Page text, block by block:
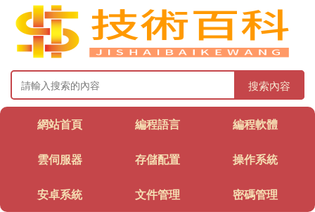
搜索內容
網站首頁 編程語言 編程軟體
雲伺服器 存儲配置 操作系統
安卓系統 文件管理 密碼管理